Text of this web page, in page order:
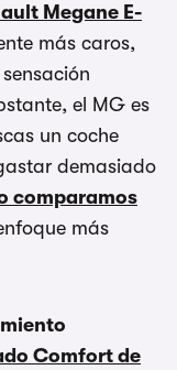
Megane E-
más caros,
el MG es
un coche
demasiado
comparamos
más
Comfort de